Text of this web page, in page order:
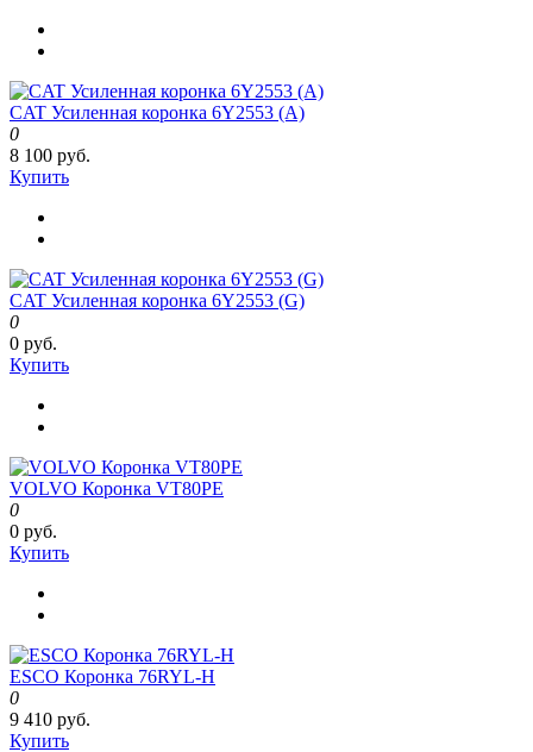
CAT Усиленная коронка 6Y2553 (A)
0
8 100 руб.
Купить
CAT Усиленная коронка 6Y2553 (G)
0
0 руб.
Купить
VOLVO Коронка VT80PE
0
0 руб.
Купить
ESCO Коронка 76RYL-H
0
9 410 руб.
Купить